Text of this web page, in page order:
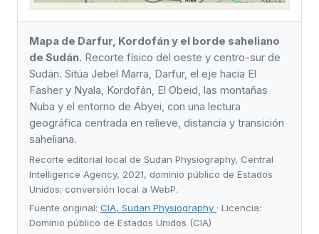
Mapa de Darfur, Kordofán y el borde saheliano
de Sudán. Recorte físico del oeste y centro-sur de
Sudán. Sitúa Jebel Marra, Darfur, el eje hacia El
Fasher y Nyala, Kordofán, El Obeid, las montañas
Nuba y el entorno de Abyei, con una lectura
geográfica centrada en relieve, distancia y transición
saheliana.
Recorte editorial local de Sudan Physiography, Central
Intelligence Agency, 2021, dominio público de Estados
Unidos; conversión local a WebP.
Fuente original: CIA, Sudan Physiography · Licencia:
Dominio público de Estados Unidos (CIA)